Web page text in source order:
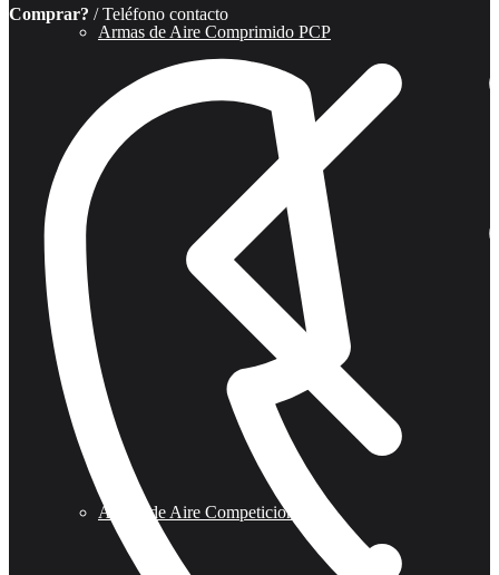
Armas de Aire Comprimido PCP
Armas de Aire Competicion
Comprar? / Teléfono contacto